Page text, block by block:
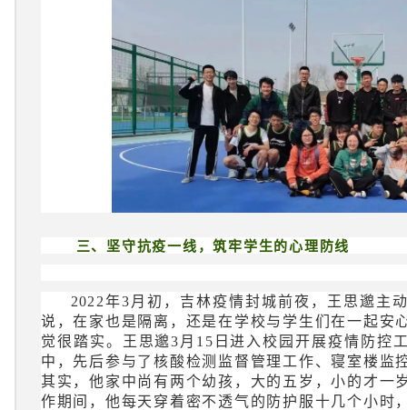
三、坚守抗疫一线，筑牢学生的心理防线
2022年3月初，吉林疫情封城前夜，王思邈主
说，在家也是隔离，还是在学校与学生们在一起安
觉很踏实。王思邈3月15日进入校园开展疫情防控
中，先后参与了核酸检测监督管理工作、寝室楼监
其实，他家中尚有两个幼孩，大的五岁，小的才一
作期间，他每天穿着密不透气的防护服十几个小时